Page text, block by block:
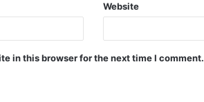
Website
in this browser for the next time I comment.